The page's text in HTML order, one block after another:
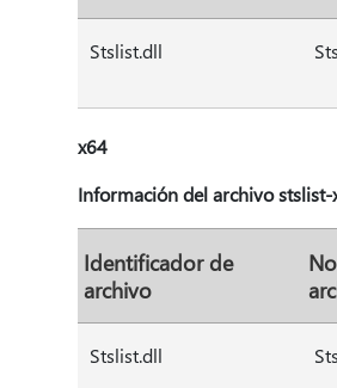
Stslist.dll
x64
Información del archivo stslist-
Identificador de
archivo
Stslist.dll